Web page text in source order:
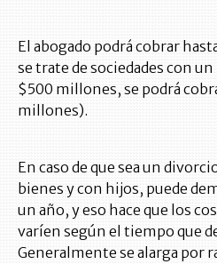
El abogado podrá cobrar
se trate de sociedades con
$500 millones, se podrá
millones).
En caso de que sea un
bienes y con hijos, puede
un año, y eso hace que los
varíen según el tiempo que
Generalmente se alarga por